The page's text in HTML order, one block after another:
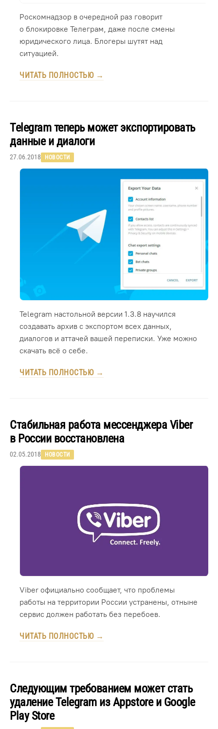
Роскомнадзор в очередной раз говорит
о блокировке Телеграм, даже после смены
юридического лица. Блогеры шутят над
ситуацией.
ЧИТАТЬ ПОЛНОСТЬЮ →
Telegram теперь может экспортировать
данные и диалоги
27.06.2018 НОВОСТИ
Telegram настольной версии 1.3.8 научился
создавать архив с экспортом всех данных,
диалогов и аттачей вашей переписки. Уже можно
скачать всё о себе.
ЧИТАТЬ ПОЛНОСТЬЮ →
Стабильная работа мессенджера Viber
в России восстановлена
02.05.2018 НОВОСТИ
Viber официально сообщает, что проблемы
работы на территории России устранены, отныне
сервис должен работать без перебоев.
ЧИТАТЬ ПОЛНОСТЬЮ →
Следующим требованием может стать
удаление Telegram из Appstore и Google
Play Store